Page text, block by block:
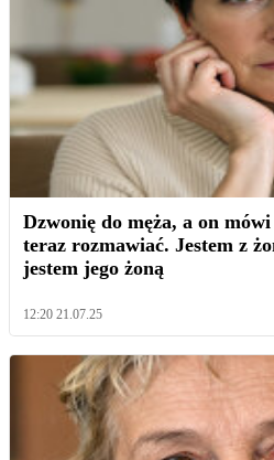
Dzwonię do męża, a on
teraz rozmawiać. Jestem z
jestem jego żoną
12:20 21.07.25